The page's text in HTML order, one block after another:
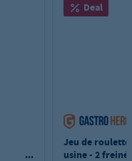
Deal
Jeu de
usine - 2